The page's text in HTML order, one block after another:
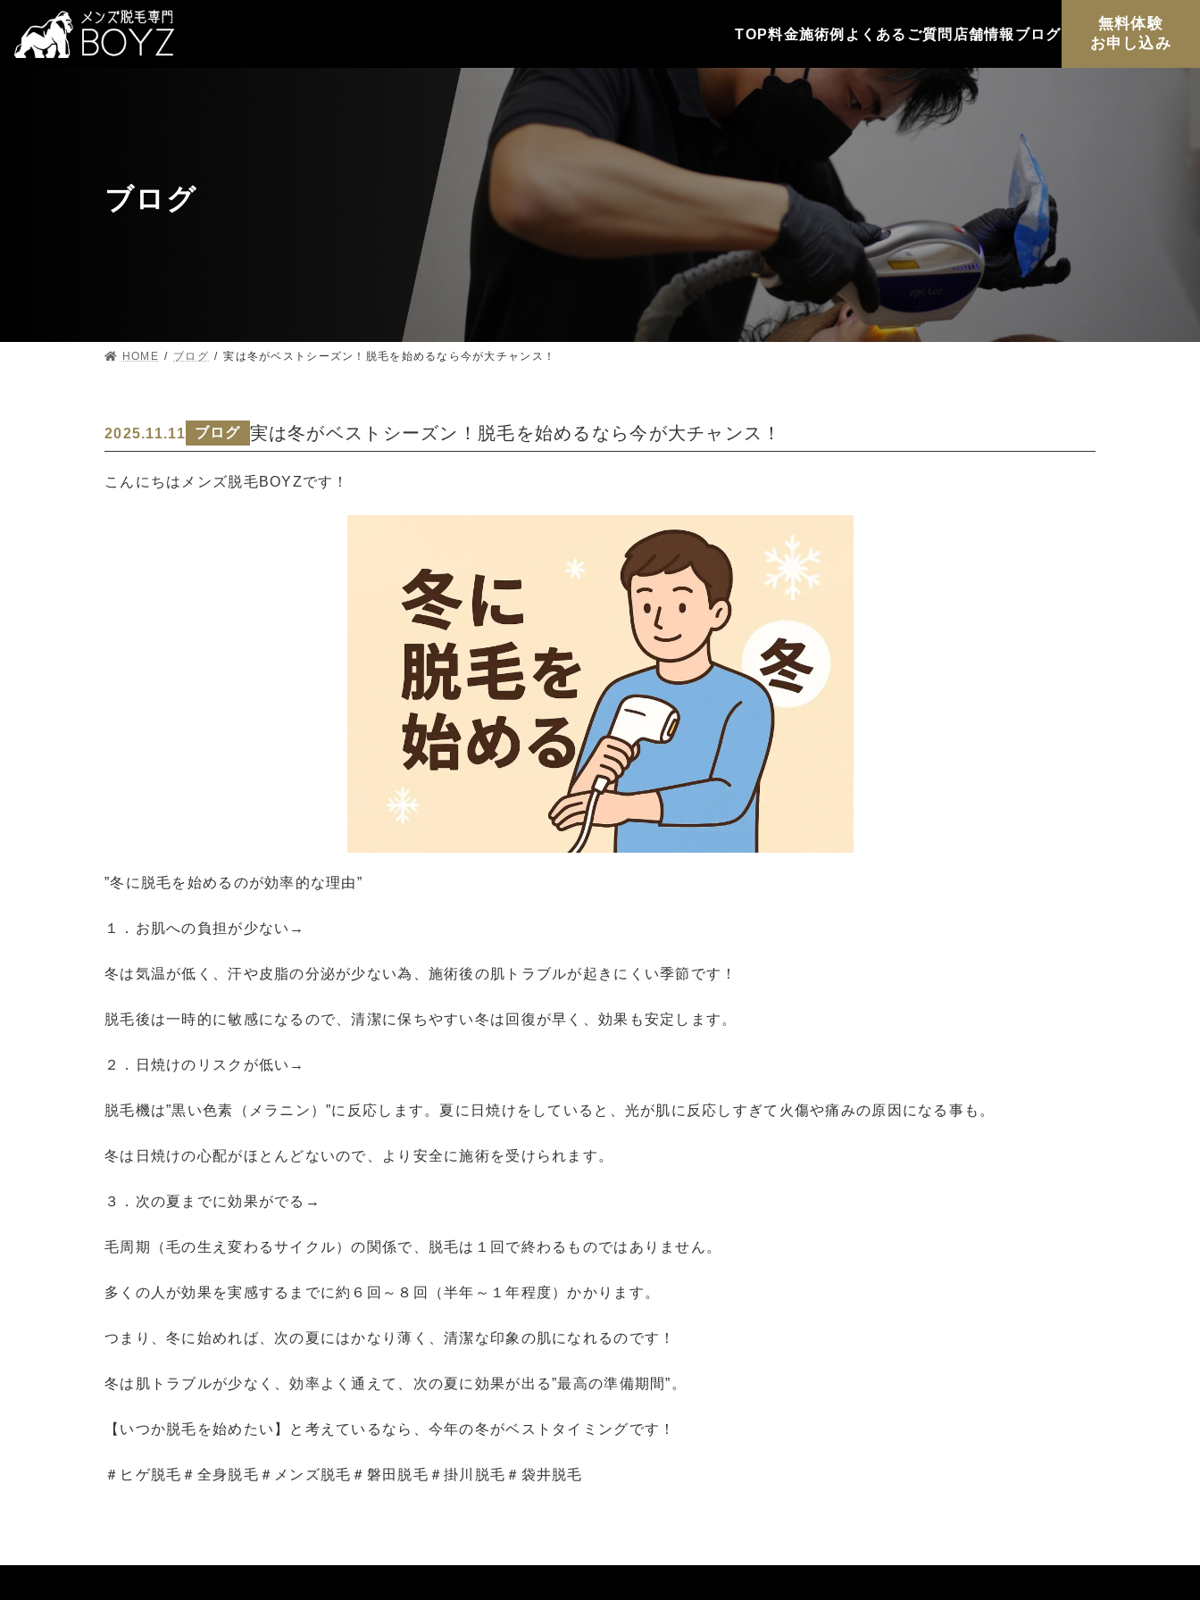
TOP料金施術例 よくあるご質問 店舗情報 ブログ
無料体験
お申し込み
ブログ
HOME ブログ 実は冬がベストシーズン！脱毛を始めるなら今が大チャンス！
2025.11.11 ブログ 実は冬がベストシーズン！脱毛を始めるなら今が大チャンス！
こんにちはメンズ脱毛BOYZです！
”冬に脱毛を始めるのが効率的な理由”
１．お肌への負担が少ない→
冬は気温が低く、汗や皮脂の分泌が少ない為、施術後の肌トラブルが起きにくい季節です！
脱毛後は一時的に敏感になるので、清潔に保ちやすい冬は回復が早く、効果も安定します。
２．日焼けのリスクが低い→
脱毛機は”黒い色素（メラニン）”に反応します。夏に日焼けをしていると、光が肌に反応しすぎて火傷や痛みの原因になる事も。
冬は日焼けの心配がほとんどないので、より安全に施術を受けられます。
３．次の夏までに効果がでる→
毛周期（毛の生え変わるサイクル）の関係で、脱毛は１回で終わるものではありません。
多くの人が効果を実感するまでに約６回～８回（半年～１年程度）かかります。
つまり、冬に始めれば、次の夏にはかなり薄く、清潔な印象の肌になれるのです！
冬は肌トラブルが少なく、効率よく通えて、次の夏に効果が出る”最高の準備期間”。
【いつか脱毛を始めたい】と考えているなら、今年の冬がベストタイミングです！
＃ヒゲ脱毛＃全身脱毛＃メンズ脱毛＃磐田脱毛＃掛川脱毛＃袋井脱毛